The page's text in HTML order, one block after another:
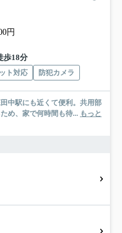
円
歩18分
ト対応 防犯カメラ
中駅にも近くて便利。共用部
め、家で何時間も待... もっと